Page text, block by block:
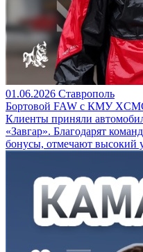
01.06.2026 Ставрополь
Бортовой FAW c КМУ
Клиенты приняли
«Завгар». Благодарят
бонусы, отмечают высокий